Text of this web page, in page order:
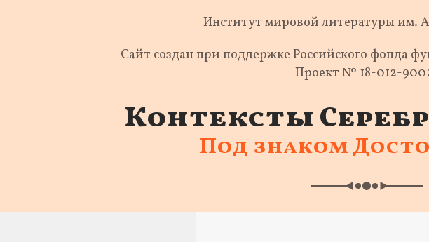
Институт мировой литературы им.
Сайт создан при поддержке Российского фонда
Проект № 18-012-
Контексты
Под знаком